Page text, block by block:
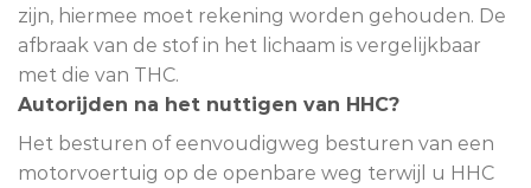
zijn, hiermee moet rekening worden gehouden. De
afbraak van de stof in het lichaam is vergelijkbaar
met die van THC.
Autorijden na het nuttigen van HHC?
Het besturen of eenvoudigweg besturen van een
motorvoertuig op de openbare weg terwijl u HHC